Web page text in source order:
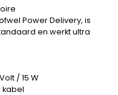
Power Delivery, is
en werkt ultra
/ 15 W
kabel